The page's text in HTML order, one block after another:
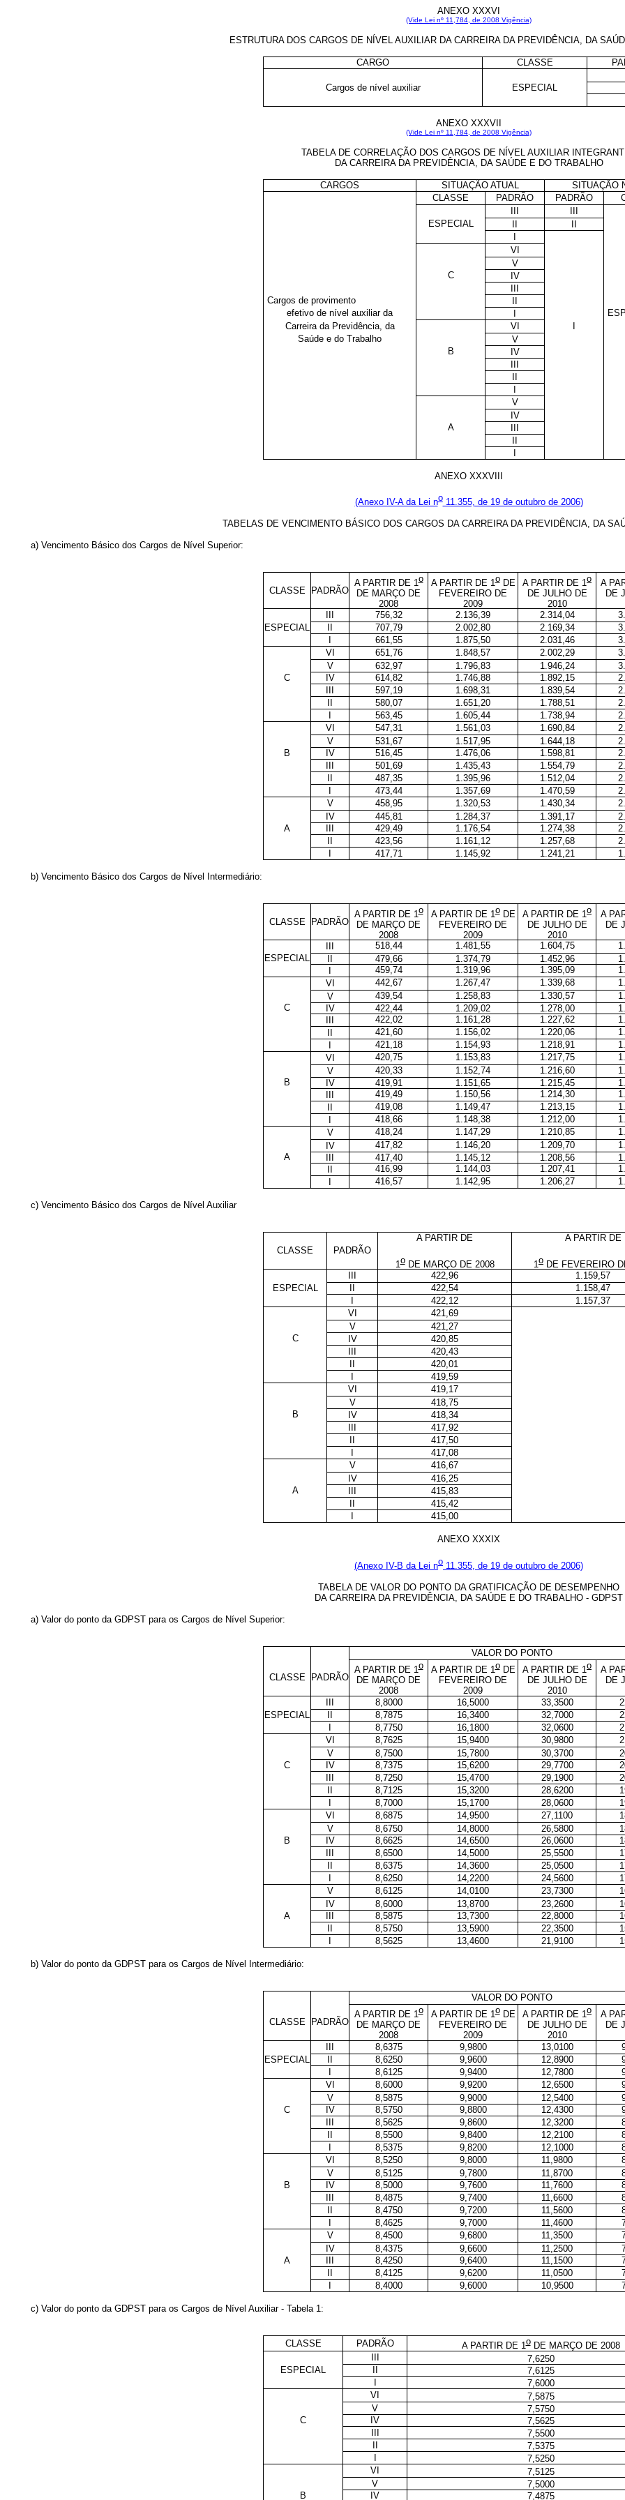
ANEXO XXXVI
(Vide Lei nº 11,784, de 2008 Vigência)
ESTRUTURA DOS CARGOS DE NÍVEL AUXILIAR DA CARREIRA DA PREVIDÊNCIA, DA
CARGO CLASSE
Cargos de nível auxiliar ESPECIAL
ANEXO XXXVII
(Vide Lei nº 11,784, de 2008 Vigência)
TABELA DE CORRELAÇÃO DOS CARGOS DE NÍVEL AUXILIAR
DA CARREIRA DA PREVIDÊNCIA, DA SAÚDE E DO TRABALHO
CARGOS SITUAÇÃO ATUAL
SITUAÇÃO
CLASSE
PADRÃO PADRÃO
ESPECIAL
VI
V
C
IV
Cargos de provimento
efetivo de nível auxiliar da
Carreira da Previdência, da
VI
Saúde e do Trabalho
V
B
IV
V
IV
A
ANEXO XXXVIII
(Anexo IV-A da Lei no11.355, de 19 de outubro de 2006)
TABELAS DE VENCIMENTO BÁSICO DOS CARGOS DA CARREIRA DA PREVIDÊNCIA, DA
a) Vencimento Básico dos Cargos de Nível Superior:
CLASSE PADRÃO
A PARTIR DE 1o
DE MARÇO DE
2008
A PARTIR DE 1oDE
FEVEREIRO DE
2009
A PARTIR DE 1o
DE JULHO DE
2010
A
DE
756,32 2.136,39 2.314,04
ESPECIAL
707,79 2.002,80 2.169,34
661,55 1.875,50 2.031,46
VI
651,76 1.848,57 2.002,29
V
632,97 1.796,83 1.946,24
C
IV 614,82 1.746,88 1.892,15
597,19 1.698,31 1.839,54
580,07 1.651,20 1.788,51
563,45 1.605,44 1.738,94
VI
547,31 1.561,03 1.690,84
V
531,67 1.517,95 1.644,18
B
IV 516,45 1.476,06 1.598,81
501,69 1.435,43 1.554,79
487,35 1.395,96 1.512,04
473,44 1.357,69 1.470,59
V
458,95 1.320,53 1.430,34
IV
445,81 1.284,37 1.391,17
A
429,49 1.176,54 1.274,38
423,56 1.161,12 1.257,68
417,71 1.145,92 1.241,21
b) Vencimento Básico dos Cargos de Nível Intermediário:
CLASSE PADRÃO
A PARTIR DE 1o
DE MARÇO DE
2008
A PARTIR DE 1oDE
FEVEREIRO DE
2009
A PARTIR DE 1o
DE JULHO DE
2010
A
DE
518,44 1.481,55 1.604,75
ESPECIAL
479,66 1.374,79 1.452,96
459,74 1.319,96 1.395,09
VI
442,67 1.267,47 1.339,68
V
439,54 1.258,83 1.330,57
C
IV 422,44 1.209,02 1.278,00
422,02 1.161,28 1.227,62
421,60 1.156,02 1.220,06
421,18 1.154,93 1.218,91
VI
420,75 1.153,83 1.217,75
V
420,33 1.152,74 1.216,60
B
IV 419,91 1.151,65 1.215,45
419,49 1.150,56 1.214,30
419,08 1.149,47 1.213,15
418,66 1.148,38 1.212,00
V
418,24 1.147,29 1.210,85
IV
417,82 1.146,20 1.209,70
A
417,40 1.145,12 1.208,56
416,99 1.144,03 1.207,41
416,57 1.142,95 1.206,27
c) Vencimento Básico dos Cargos de Nível Auxiliar
CLASSE PADRÃO
A PARTIR DE
1oDE MARÇO DE 2008
A PARTIR DE
1o DE FEVEREIRO
422,96
1.159,57
ESPECIAL
422,54
1.158,47
422,12
1.157,37
VI
421,69
V
421,27
C
IV
420,85
420,43
420,01
419,59
VI
419,17
V
418,75
B
IV
418,34
417,92
417,50
417,08
V
416,67
IV
416,25
A
415,83
415,42
415,00
ANEXO XXXIX
(Anexo IV-B da Lei no 11.355, de 19 de outubro de 2006)
TABELA DE VALOR DO PONTO DA GRATIFICAÇÃO DE DESEMPENHO
DA CARREIRA DA PREVIDÊNCIA, DA SAÚDE E DO TRABALHO - GDPST
a) Valor do ponto da GDPST para os Cargos de Nível Superior:
VALOR DO PONTO
CLASSE PADRÃO
A PARTIR DE 1o
DE MARÇO DE
2008
A PARTIR DE 1oDE
FEVEREIRO DE
2009
A PARTIR DE 1 o
DE JULHO DE
2010
A
DE
III 8,8000 16,5000 33,3500
ESPECIAL
II 8,7875 16,3400 32,7000
I
8,7750 16,1800 32,0600
VI
8,7625 15,9400 30,9800
V
8,7500 15,7800 30,3700
C
IV 8,7375 15,6200 29,7700
III
8,7250 15,4700 29,1900
II
8,7125 15,3200 28,6200
I
8,7000 15,1700 28,0600
VI
8,6875 14,9500 27,1100
V
8,6750 14,8000 26,5800
B
IV 8,6625 14,6500 26,0600
III
8,6500 14,5000 25,5500
II
8,6375 14,3600 25,0500
I
8,6250 14,2200 24,5600
V
8,6125 14,0100 23,7300
IV
8,6000 13,8700 23,2600
A
III 8,5875 13,7300 22,8000
II
8,5750 13,5900 22,3500
I
8,5625 13,4600 21,9100
b) Valor do ponto da GDPST para os Cargos de Nível Intermediário:
VALOR DO PONTO
CLASSE PADRÃO
A PARTIR DE 1o
DE MARÇO DE
2008
A PARTIR DE 1oDE
FEVEREIRO DE
2009
A PARTIR DE 1 o
DE JULHO DE
2010
A
DE
III 8,6375 9,9800 13,0100
ESPECIAL
II 8,6250 9,9600 12,8900
I
8,6125 9,9400 12,7800
VI
8,6000 9,9200 12,6500
V
8,5875 9,9000 12,5400
C
IV 8,5750 9,8800 12,4300
III
8,5625 9,8600 12,3200
II
8,5500 9,8400 12,2100
I
8,5375 9,8200 12,1000
VI
8,5250 9,8000 11,9800
V
8,5125 9,7800 11,8700
B
IV 8,5000 9,7600 11,7600
III
8,4875 9,7400 11,6600
II
8,4750 9,7200 11,5600
I
8,4625 9,7000 11,4600
V
8,4500 9,6800 11,3500
IV
8,4375 9,6600 11,2500
A
III 8,4250 9,6400 11,1500
II
8,4125 9,6200 11,0500
I
8,4000 9,6000 10,9500
c) Valor do ponto da GDPST para os Cargos de Nível Auxiliar - Tabela 1:
CLASSE PADRÃO A PARTIR DE 1oDE MARÇO DE 2008
III
7,6250
ESPECIAL
II
7,6125
I
7,6000
VI
7,5875
V
7,5750
C
IV
7,5625
III
7,5500
II
7,5375
I
7,5250
VI
7,5125
V
7,5000
B
IV 7,4875